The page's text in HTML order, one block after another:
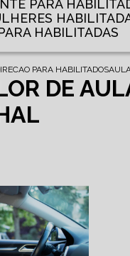
PARA
HABILITADAS
PARA HABILITADOS
DE